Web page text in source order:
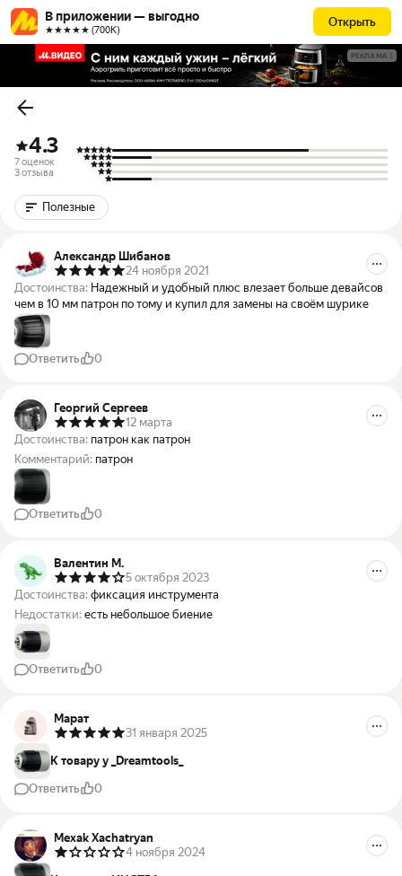
В приложении — выгодно
★★★★★ (700К)
Открыть
РЕКЛАМА
4.3
7 оценок
3 отзыва
Полезные
Александр Шибанов
24 ноября 2021
Достоинства: Надежный и удобный плюс влезает больше девайсов
чем в 10 мм патрон по тому и купил для замены на своём шурике
Ответить 0
Георгий Сергеев
12 марта
Достоинства: патрон как патрон
Комментарий: патрон
Ответить 0
Валентин М.
5 октября 2023
Достоинства: фиксация инструмента
Недостатки: есть небольшое биение
Ответить 0
Марат
31 января 2025
К товару у _Dreamtools_
Ответить 0
Mexak Xachatryan
4 ноября 2024